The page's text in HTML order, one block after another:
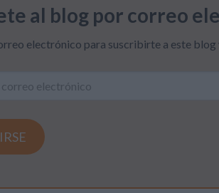
al blog por correo
electrónico para suscribirte a este blog